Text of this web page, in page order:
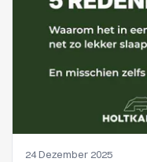
24 Dezember 2025